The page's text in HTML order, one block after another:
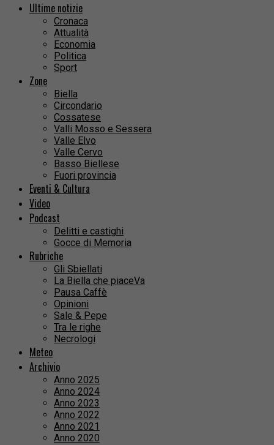
Ultime notizie
Cronaca
Attualità
Economia
Politica
Sport
Zone
Biella
Circondario
Cossatese
Valli Mosso e Sessera
Valle Elvo
Valle Cervo
Basso Biellese
Fuori provincia
Eventi & Cultura
Video
Podcast
Delitti e castighi
Gocce di Memoria
Rubriche
Gli Sbiellati
La Biella che piaceVa
Pausa Caffè
Opinioni
Sale & Pepe
Tra le righe
Necrologi
Meteo
Archivio
Anno 2025
Anno 2024
Anno 2023
Anno 2022
Anno 2021
Anno 2020